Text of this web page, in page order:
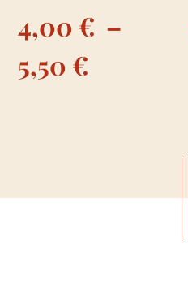
4,00 € –
5,50 €